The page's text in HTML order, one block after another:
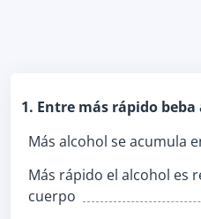
1. Entre más rápido
Más alcohol se acumula
Más rápido el alcohol es
cuerpo